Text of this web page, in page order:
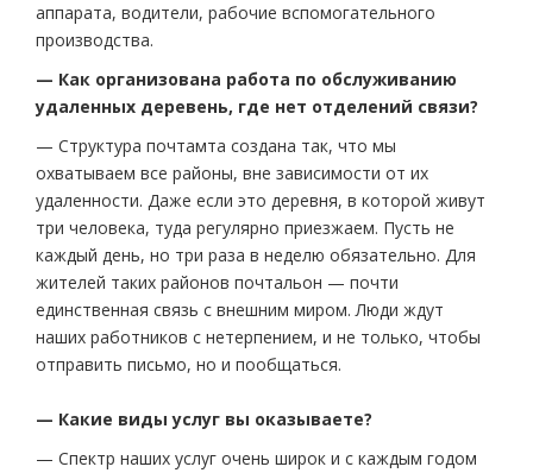
аппарата, водители, рабочие вспомогательного
производства.
— Как организована работа по обслуживанию
удаленных деревень, где нет отделений связи?
— Структура почтамта создана так, что мы
охватываем все районы, вне зависимости от их
удаленности. Даже если это деревня, в которой живут
три человека, туда регулярно приезжаем. Пусть не
каждый день, но три раза в неделю обязательно. Для
жителей таких районов почтальон — почти
единственная связь с внешним миром. Люди ждут
наших работников с нетерпением, и не только, чтобы
отправить письмо, но и пообщаться.
— Какие виды услуг вы оказываете?
— Спектр наших услуг очень широк и с каждым годом